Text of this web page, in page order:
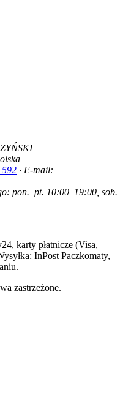
· E-mail:
pon.–pt. 10:00–19:00, sob.
karty płatnicze (Visa,
InPost Paczkomaty,
zastrzeżone.